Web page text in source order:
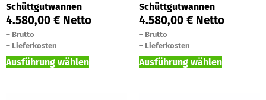
Schüttgutwannen
4.580,00 € Netto
– Brutto
– Lieferkosten
Ausführung wählen
Schüttgutwannen
4.580,00 € Netto
– Brutto
– Lieferkosten
Ausführung wählen